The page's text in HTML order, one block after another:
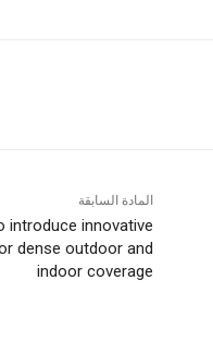
المادة السابقة
introduce innovative
dense outdoor and
indoor coverage